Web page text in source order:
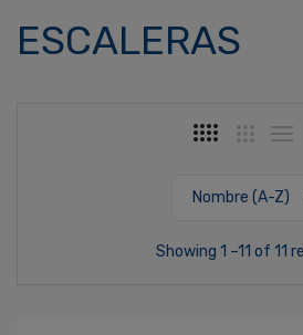
ESCALERAS
Nombre (A-Z)
Showing 1 –11 of 11